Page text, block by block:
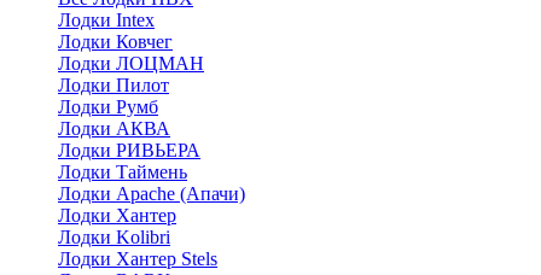
Лодки Intex
Лодки Ковчег
Лодки ЛОЦМАН
Лодки Пилот
Лодки Румб
Лодки АКВА
Лодки РИВЬЕРА
Лодки Таймень
Лодки Apache (Апачи)
Лодки Хантер
Лодки Kolibri
Лодки Хантер Stels